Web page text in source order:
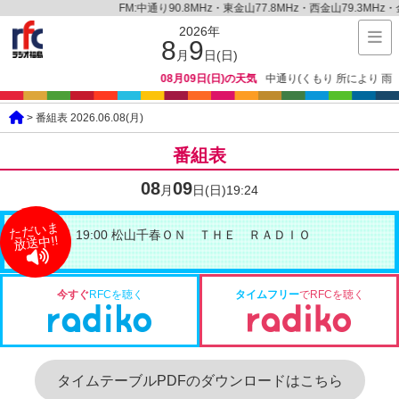
FM:中通り90.8MHz・東金山77.8MHz・西金山79.3MHz
2026年
8 月 9日(日)
08月09日(日)の天気 中通り(くもり 所により 雨 で
> 番組表 2026.06.08(月)
番組表
08月09日(日)19:24
ただいま
放送中!! 19:00 松山千春ＯＮ ＴＨＥ ＲＡＤＩＯ
今すぐRFCを聴く タイムフリーでRFCを聴く
タイムテーブルPDFのダウンロードはこちら